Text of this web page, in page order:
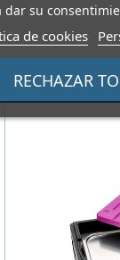
dar su
de cookies
RECHAZAR